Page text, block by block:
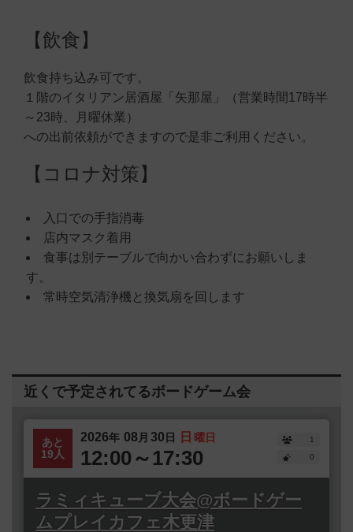
【飲食】
飲食持ち込み可です。
１階のイタリアン居酒屋「矢那屋」（営業時間17時半
～23時、月曜休業）
への出前依頼ができますので是非ご利用ください。
【コロナ対策】
入口での手指消毒
店内マスク着用
食事は別テーブルで向かい合わずにお願いしま
す。
常時空気清浄機と換気扇を回します
近くで予定されてるボードゲーム会
あと
19人
2026年 08 月 30日 日 曜日
12:00～17:30
1
0
ラミィキューブ大会@ボードゲー
ムプレイカフェ木更津